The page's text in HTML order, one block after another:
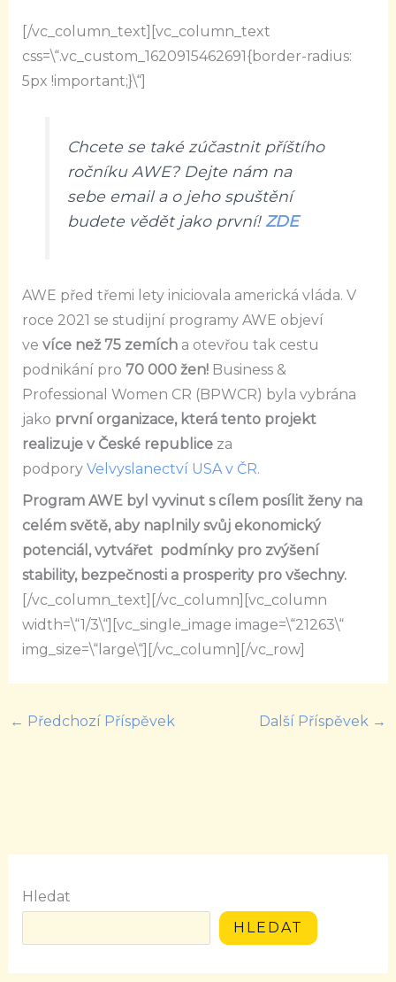
[/vc_column_text][vc_column_text
css=\“.vc_custom_1620915462691{border-radius:
5px !important;}\“]
Chcete se také zúčastnit příštího
ročníku AWE? Dejte nám na
sebe email a o jeho spuštění
budete vědět jako první!ZDE
AWE před třemi lety iniciovala americká vláda. V
roce 2021 se studijní programy AWE objeví
ve více než 75 zemícha otevřou tak cestu
podnikání pro 70 000 žen!Business &
Professional Women CR (BPWCR) byla vybrána
jako první organizace, která tento projekt
realizuje v České republiceza
podpory Velvyslanectví USA v ČR.
Program AWE byl vyvinut s cílem posílit ženy na
celém světě, aby naplnily svůj ekonomický
potenciál, vytvářet podmínky pro zvýšení
stability, bezpečnosti a prosperity pro všechny.
[/vc_column_text][/vc_column][vc_column
width=\“1/3\“][vc_single_image image=\“21263\“
img_size=\“large\“][/vc_column][/vc_row]
← Předchozí Příspěvek Další Příspěvek →
Hledat
HLEDAT